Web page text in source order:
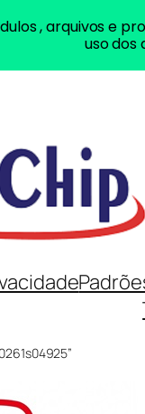
, arquivos e
uso dos